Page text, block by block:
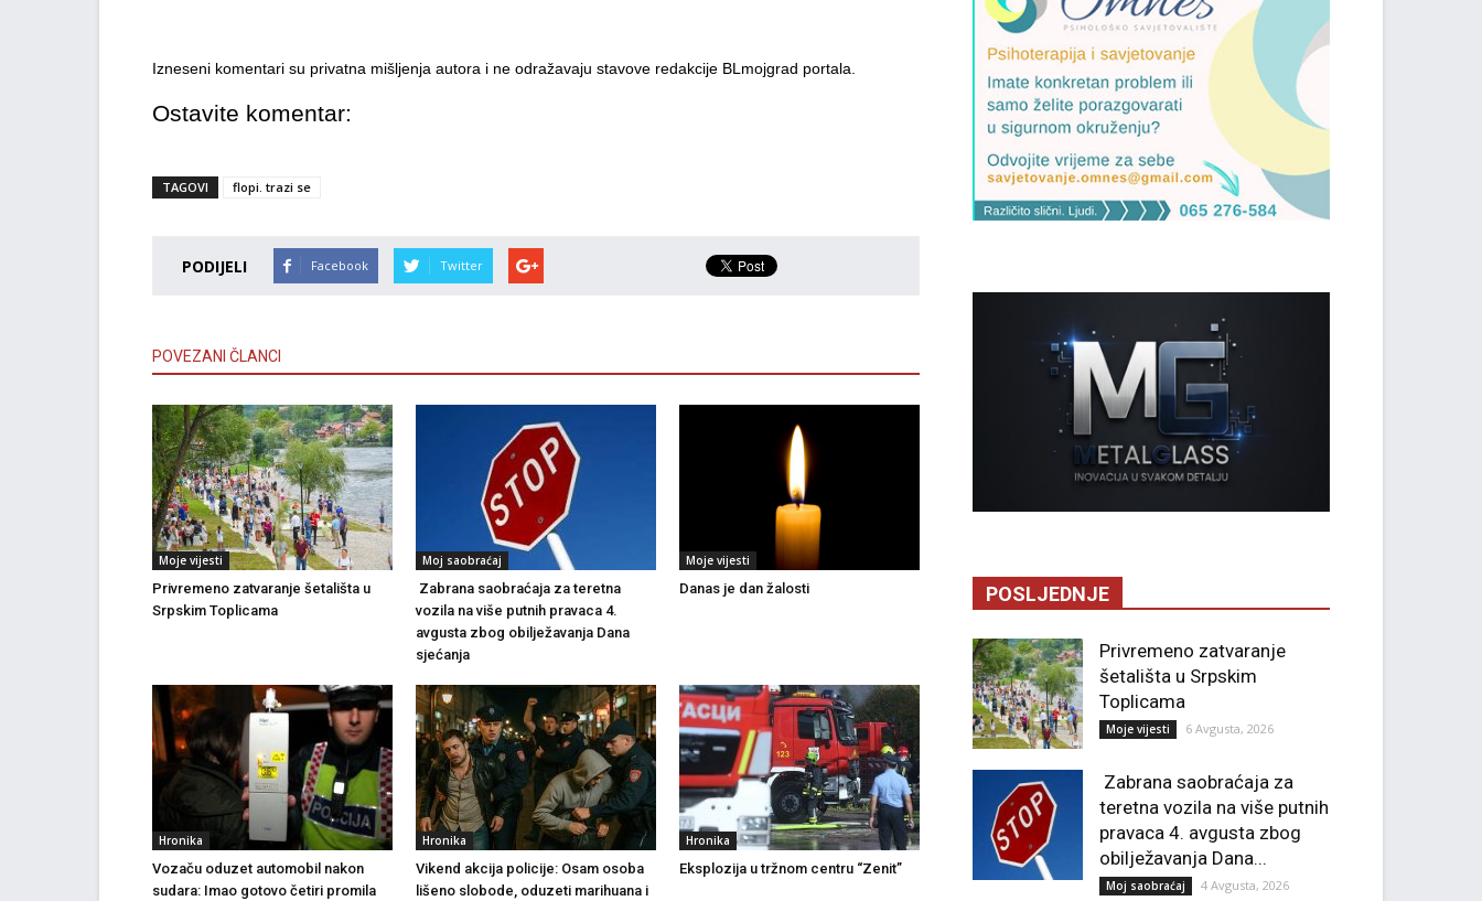
Izneseni komentari su privatna mišljenja autora i ne odražavaju stavove redakcije BLmojgrad portala.
Ostavite komentar:
TAGOVI flopi. trazi se
PODIJELI Facebook Twitter
POVEZANI ČLANCI
Moje vijesti
Privremeno zatvaranje šetališta u
Srpskim Toplicama
Moj saobraćaj
Zabrana saobraćaja za teretna
vozila na više putnih pravaca 4.
avgusta zbog obilježavanja Dana
sjećanja
Moje vijesti
Danas je dan žalosti
Hronika
Vozaču oduzet automobil nakon
sudara: Imao gotovo četiri promila
Hronika
Vikend akcija policije: Osam osoba
lišeno slobode, oduzeti marihuana i
Hronika
Eksplozija u tržnom centru “Zenit”
POSLJEDNJE
Privremeno zatvaranje
šetališta u Srpskim
Toplicama
Moje vijesti 6 Avgusta, 2026
Zabrana saobraćaja za
teretna vozila na više putnih
pravaca 4. avgusta zbog
obilježavanja Dana...
Moj saobraćaj 4 Avgusta, 2026